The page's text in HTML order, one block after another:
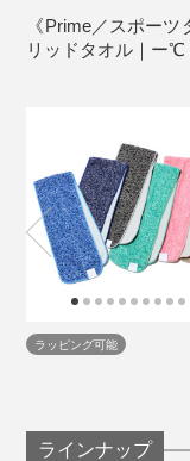
写真はハンカチタイプ
おしゃれなカラ
３色の糸を使っ
につけやすいデ
６色あるので、家
ロファイバーの
み、素早く拡散
戻るのも、隙間
にかけたときに
じました。
《Prime／スポー
リッドタオル｜ー℃
ラッピング可能
ラインナップ